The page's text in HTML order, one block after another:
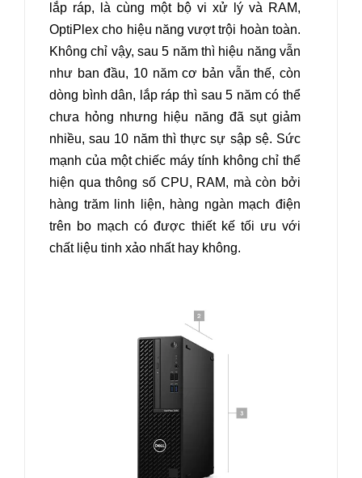
lắp ráp, là cùng một bộ vi xử lý và RAM,
OptiPlex cho hiệu năng vượt trội hoàn toàn.
Không chỉ vậy, sau 5 năm thì hiệu năng vẫn
như ban đầu, 10 năm cơ bản vẫn thế, còn
dòng bình dân, lắp ráp thì sau 5 năm có thể
chưa hỏng nhưng hiệu năng đã sụt giảm
nhiều, sau 10 năm thì thực sự sập sệ. Sức
mạnh của một chiếc máy tính không chỉ thể
hiện qua thông số CPU, RAM, mà còn bởi
hàng trăm linh liện, hàng ngàn mạch điện
trên bo mạch có được thiết kế tối ưu với
chất liệu tinh xảo nhất hay không.